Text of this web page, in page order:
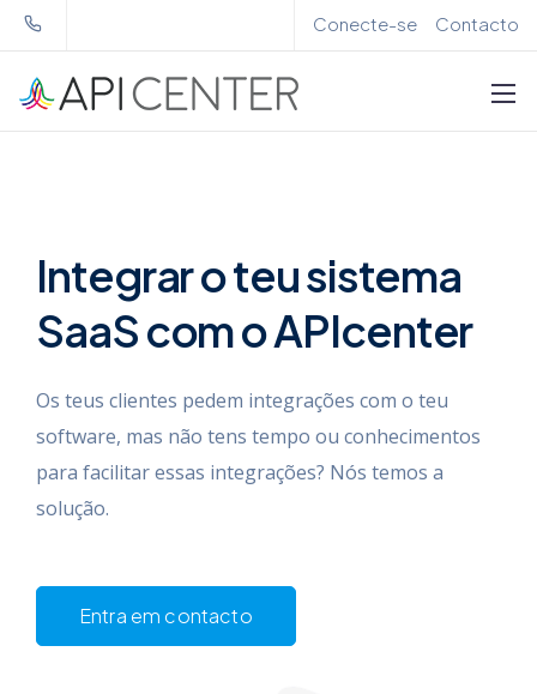
Conecte-se Contacto
Integraro teu sistema
SaaScom o APIcenter
Os teus clientes pedem integrações com o teu
software, mas não tens tempo ou conhecimentos
para facilitar essas integrações? Nós temos a
solução.
Entra em contacto